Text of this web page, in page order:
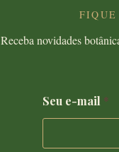
FIQUE
Receba novidades
-
m
i
Seu e-mail *